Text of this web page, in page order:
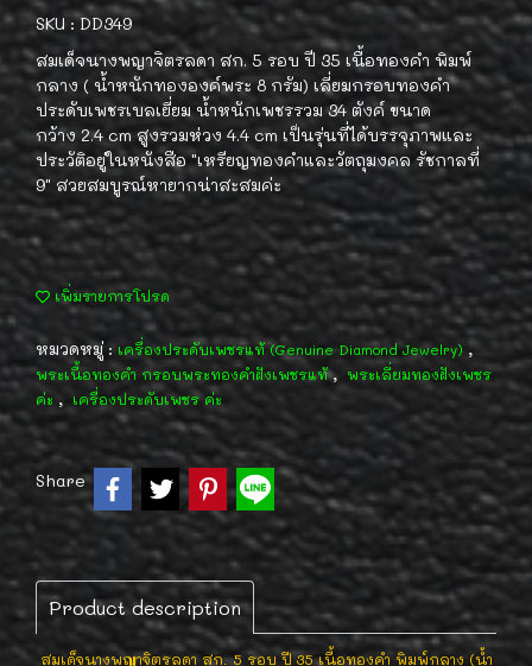
SKU : DD349
สมเด็จนางพญาจิตรลดา สก. 5 รอบ ปี 35 เนื้อทองคำ พิมพ์
กลาง ( น้ำหนักทององค์พระ 8 กรัม) เลี่ยมกรอบทองคำ
ประดับเพชรเบลเยี่ยม น้ำหนักเพชรรวม 34 ตังค์ ขนาด
กว้าง 2.4 cm สูงรวมห่วง 4.4 cm เป็นรุ่นที่ได้บรรจุภาพและ
ประวัติอยู่ในหนังสือ "เหรียญทองคำและวัตถุมงคล รัชกาลที่
9" สวยสมบูรณ์หายากน่าสะสมค่ะ
เพิ่มรายการโปรด
หมวดหมู่ : เครื่องประดับเพชรแท้ (Genuine Diamond Jewelry) ,
พระเนื้อทองคำ กรอบพระทองคำฝังเพชรแท้, พระเลี่ยมทองฝังเพชร
ค่ะ , เครื่องประดับเพชร ค่ะ
Share
Product description
สมเด็จนางพญาจิตรลดา สก. 5 รอบ ปี 35 เนื้อทองคำ พิมพ์กลาง (น้ำ